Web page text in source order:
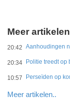
Meer
20:42 Aanhoudingen
20:34 Politie treedt op
10:57 Perseïden op
Meer artikelen..